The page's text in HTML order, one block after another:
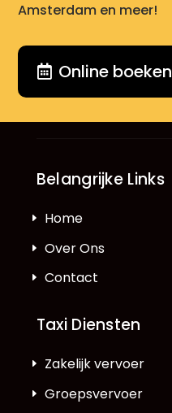
Amsterdam en meer!
Online boeken
Belangrijke Links
Home
Over Ons
Contact
Taxi Diensten
Zakelijk vervoer
Groepsvervoer